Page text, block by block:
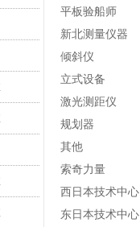
平板验船师
新北测量仪器
倾斜仪
立式设备
激光测距仪
规划器
其他
索奇力量
西日本技术中心
东日本技术中心